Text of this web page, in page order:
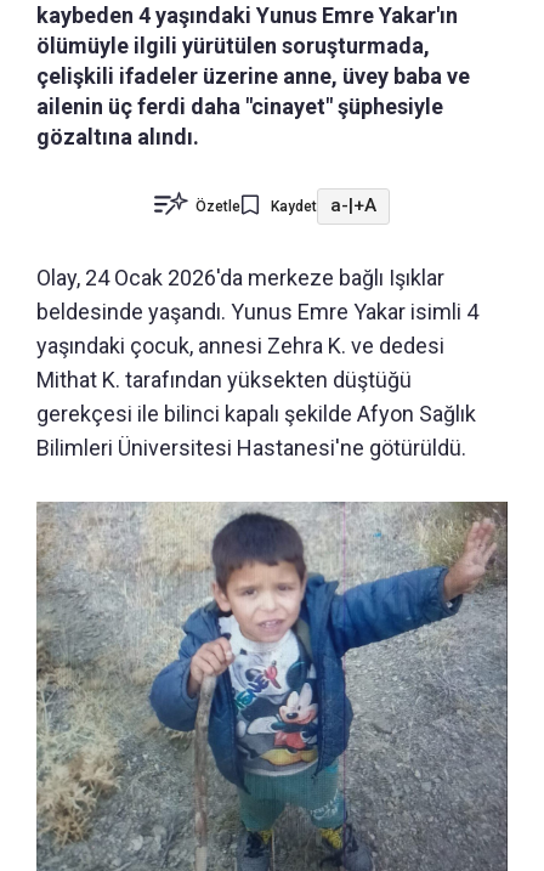
kaybeden 4 yaşındaki Yunus Emre Yakar'ın
ölümüyle ilgili yürütülen soruşturmada,
çelişkili ifadeler üzerine anne, üvey baba ve
ailenin üç ferdi daha "cinayet" şüphesiyle
gözaltına alındı.
Özetle Kaydet a-|+A
Olay, 24 Ocak 2026'da merkeze bağlı Işıklar
beldesinde yaşandı. Yunus Emre Yakar isimli 4
yaşındaki çocuk, annesi Zehra K. ve dedesi
Mithat K. tarafından yüksekten düştüğü
gerekçesi ile bilinci kapalı şekilde Afyon Sağlık
Bilimleri Üniversitesi Hastanesi'ne götürüldü.